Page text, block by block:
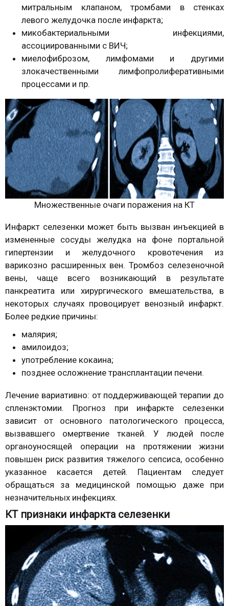
митральным клапаном, тромбами в стенках
левого желудочка после инфаркта;
микобактериальными инфекциями,
ассоциированными с ВИЧ;
миелофиброзом, лимфомами и другими
злокачественными лимфопролиферативными
процессами и пр.
Множественные очаги поражения на КТ
Инфаркт селезенки может быть вызван инъекцией в
измененные сосуды желудка на фоне портальной
гипертензии и желудочного кровотечения из
варикозно расширенных вен. Тромбоз селезеночной
вены, чаще всего возникающий в результате
панкреатита или хирургического вмешательства, в
некоторых случаях провоцирует венозный инфаркт.
Более редкие причины:
малярия;
амилоидоз;
употребление кокаина;
позднее осложнение трансплантации печени.
Лечение вариативно: от поддерживающей терапии до
спленэктомии. Прогноз при инфаркте селезенки
зависит от основного патологического процесса,
вызвавшего омертвение тканей. У людей после
органоуносящей операции на протяжении жизни
повышен риск развития тяжелого сепсиса, особенно
указанное касается детей. Пациентам следует
обращаться за медицинской помощью даже при
незначительных инфекциях.
КТ признаки инфаркта селезенки